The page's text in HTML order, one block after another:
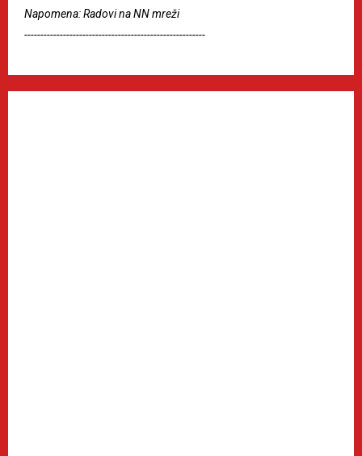
Napomena: Radovi na NN mreži
--------------------------------------------------------